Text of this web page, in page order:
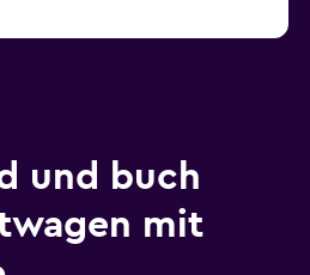
und buch
mit